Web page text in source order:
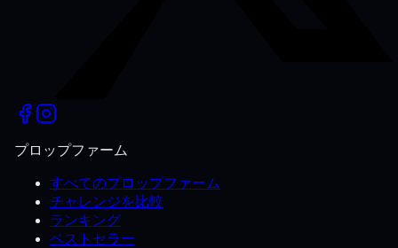
プロップファーム
すべてのプロップファーム
チャレンジを比較
ランキング
ベストセラー